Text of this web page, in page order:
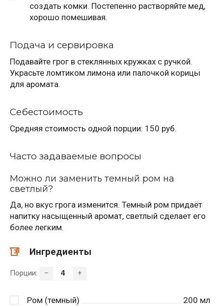
создать комки. Постепенно растворяйте мед,
хорошо помешивая.
Подача и сервировка
Подавайте грог в стеклянных кружках с ручкой.
Украсьте ломтиком лимона или палочкой корицы
для аромата.
Себестоимость
Средняя стоимость одной порции: 150 руб.
Часто задаваемые вопросы
Можно ли заменить темный ром на
светлый?
Да, но вкус грога изменится. Темный ром придаёт
напитку насыщенный аромат, светлый сделает его
более легким.
Ингредиенты
Порции: – +
Ром (темный) 200 мл